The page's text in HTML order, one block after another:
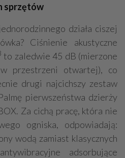
sprzętów
działa ciszej
Ciśnienie akustyczne
to zaledwie 45 dB (mierzone
przestrzeni otwartej), co
drugi najcichszy zestaw
pierwszeństwa dzierży
Za cichą pracę, która nie
ogniska, odpowiadają:
wodą zamiast klasycznych
adsorbujące